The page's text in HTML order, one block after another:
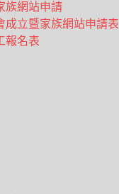
族網站申請
成立暨家族網站申請表
報名表